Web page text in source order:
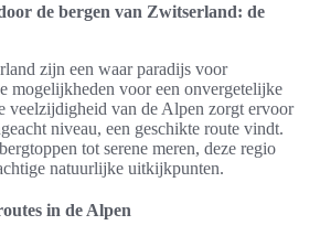
de bergen van Zwitserland: de
zijn een waar paradijs voor
mogelijkheden voor een onvergetelijke
veelzijdigheid van de Alpen zorgt ervoor
niveau, een geschikte route vindt.
tot serene meren, deze regio
natuurlijke uitkijkpunten.
in de Alpen